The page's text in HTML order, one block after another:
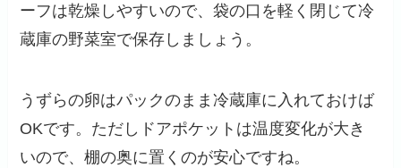
ーフは乾燥しやすいので、袋の口を軽く閉じて冷
蔵庫の野菜室で保存しましょう。
うずらの卵はパックのまま冷蔵庫に入れておけば
OKです。ただしドアポケットは温度変化が大き
いので、棚の奥に置くのが安心ですね。